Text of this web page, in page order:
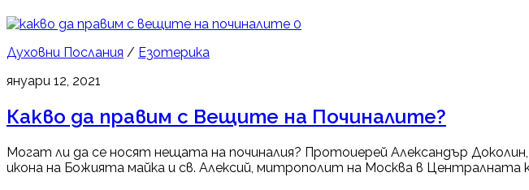
0
Духовни Послания / Езотерика
януари 12, 2021
Какво да правим с Вещите на Починалите?
Могат ли да се носят нещата на починалия? Протоиерей Александър
икона на Божията майка и св. Алексий, митрополит на Москва в Централната